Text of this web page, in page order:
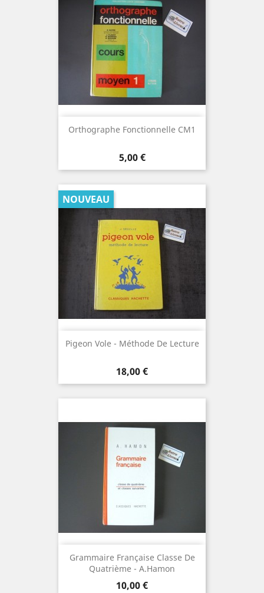
Orthographe Fonctionnelle CM1
Prix
5,00 €
Pigeon Vole - Méthode De Lecture
Prix
18,00 €
NOUVEAU
Grammaire Française Classe De
Quatrième - A.Hamon
Prix
10,00 €